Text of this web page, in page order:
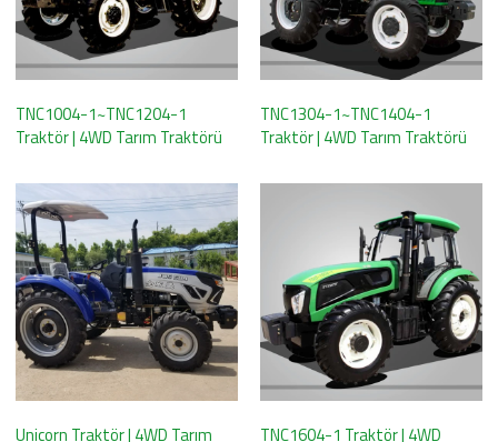
TNC1004-1~TNC1204-1
Traktör | 4WD Tarım Traktörü
TNC1304-1~TNC1404-1
Traktör | 4WD Tarım Traktörü
Unicorn Traktör | 4WD Tarım TNC1604-1 Traktör | 4WD